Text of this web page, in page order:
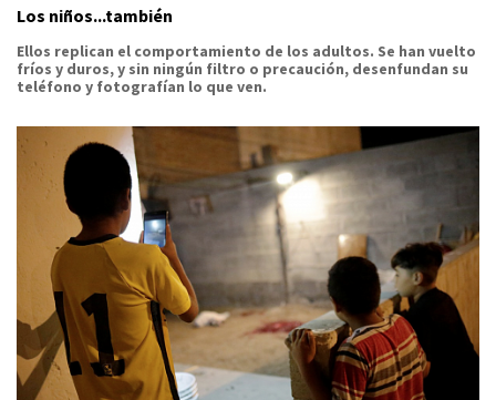
Los niños...también
Ellos replican el comportamiento de los adultos. Se han vuelto
fríos y duros, y sin ningún filtro o precaución, desenfundan su
teléfono y fotografían lo que ven.